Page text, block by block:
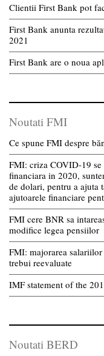
Clientii First Bank pot
First Bank anunta
2021
First Bank are o noua
Noutati FMI
Ce spune FMI despre
FMI: criza COVID-19
financiara in 2020,
de dolari, pentru a ajuta
ajutoarele financiare
FMI cere BNR sa
modifice legea pensiilor
FMI: majorarea
trebui reevaluate
IMF statement of the
Noutati BERD